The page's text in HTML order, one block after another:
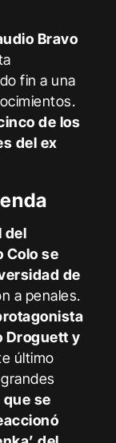
Bravo
fin a una
de los
del ex
del
Colo se
de
a penales.
Droguett y
último
que se